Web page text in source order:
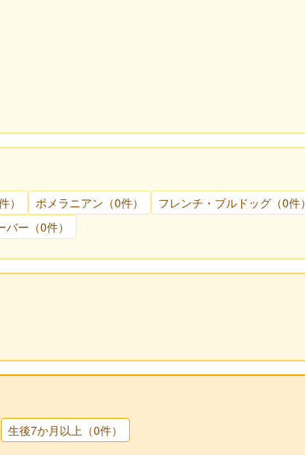
） ポメラニアン（0件）
フレンチ・ブルドッグ（0件）
ー（0件）
生後7か月以上（0件）